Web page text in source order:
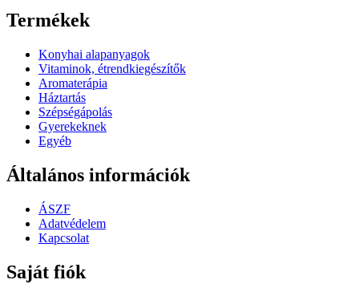
Termékek
Konyhai alapanyagok
Vitaminok, étrendkiegészítők
Aromaterápia
Háztartás
Szépségápolás
Gyerekeknek
Egyéb
Általános információk
ÁSZF
Adatvédelem
Kapcsolat
Saját fiók